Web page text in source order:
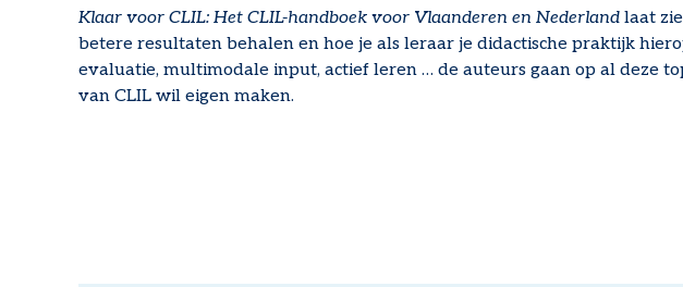
Klaar voor CLIL: Het CLIL-handboek voor Vlaanderen en Nederland laat
betere resultaten behalen en hoe je als leraar je didactische praktijk
evaluatie, multimodale input, actief leren … de auteurs gaan op al deze
van CLIL wil eigen maken.